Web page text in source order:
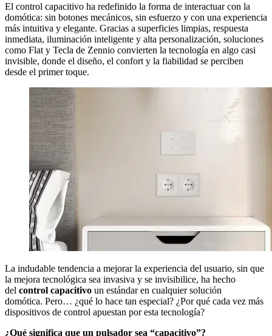
El control capacitivo ha redefinido la forma de interactuar con la
domótica: sin botones mecánicos, sin esfuerzo y con una experiencia
más intuitiva y elegante. Gracias a superficies limpias, respuesta
inmediata, iluminación inteligente y alta personalización, soluciones
como Flat y Tecla de Zennio convierten la tecnología en algo casi
invisible, donde el diseño, el confort y la fiabilidad se perciben
desde el primer toque.
La indudable tendencia a mejorar la experiencia del usuario, sin que
la mejora tecnológica sea invasiva y se invisibilice, ha hecho
del control capacitivo un estándar en cualquier solución
domótica. Pero… ¿qué lo hace tan especial? ¿Por qué cada vez más
dispositivos de control apuestan por esta tecnología?
¿Qué significa que un pulsador sea “capacitivo”?